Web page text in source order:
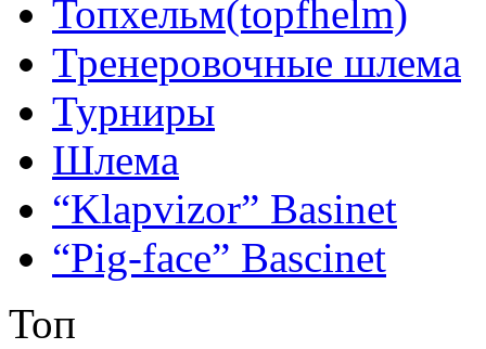
Топхельм(topfhelm)
Тренеровочные шлема
Турниры
Шлема
“Klapvizor” Basinet
“Pig-face” Bascinet
Топ